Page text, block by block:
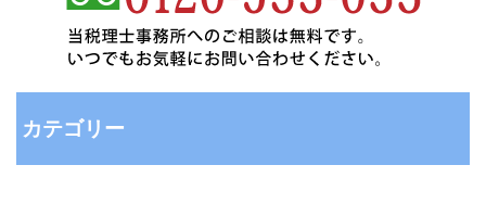
カテゴリー